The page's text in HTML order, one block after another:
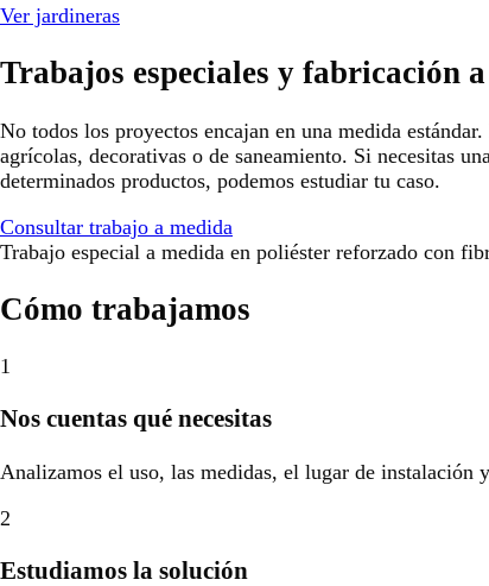
Ver jardineras
Trabajos especiales y fabricación
No todos los proyectos encajan en una medida
agrícolas, decorativas o de saneamiento. Si necesitas
determinados productos, podemos estudiar tu caso.
Consultar trabajo a medida
Trabajo especial a medida en poliéster reforzado con
Cómo trabajamos
1
Nos cuentas qué necesitas
Analizamos el uso, las medidas, el lugar de instalación
2
Estudiamos la solución